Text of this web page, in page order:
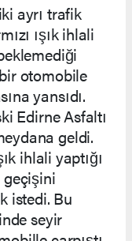
ayrı trafik
ışık ihlali
otomobile
yansıdı.
Edirne Asfaltı
geldi.
ihlali yaptığı
geçişini
istedi. Bu
seyir